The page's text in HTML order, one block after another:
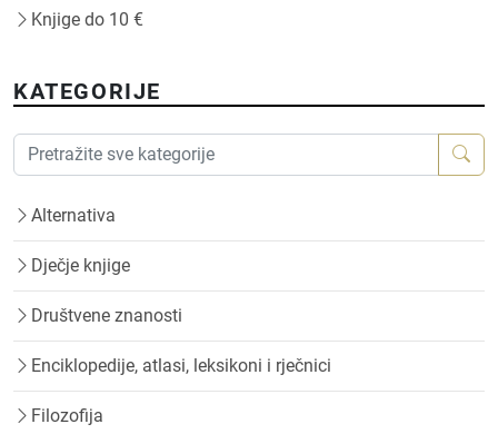
Knjige do 10 €
KATEGORIJE
Alternativa
Dječje knjige
Društvene znanosti
Enciklopedije, atlasi, leksikoni i rječnici
Filozofija